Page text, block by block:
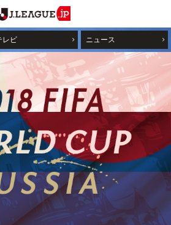
レビ ニュース